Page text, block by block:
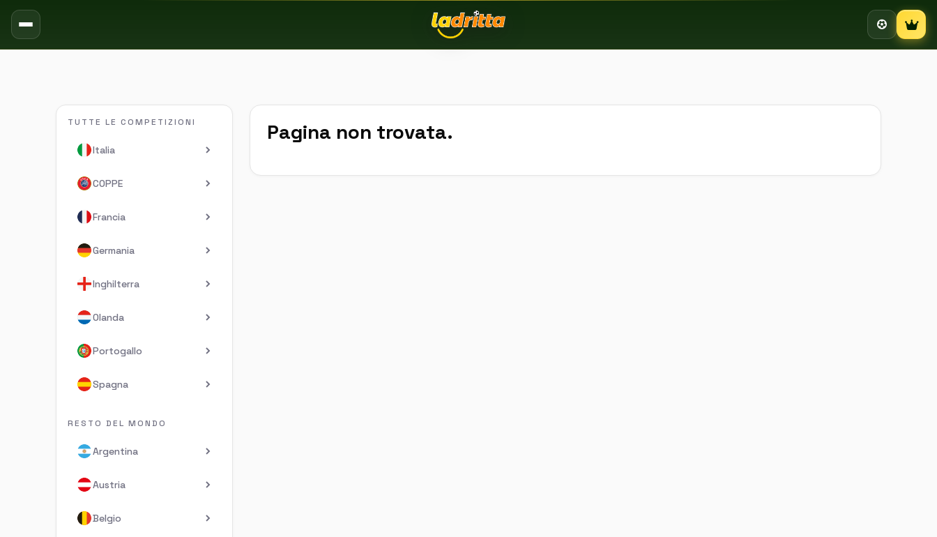
TUTTE LE COMPETIZIONI
Italia
COPPE
Francia
Germania
Inghilterra
Olanda
Portogallo
Spagna
RESTO DEL MONDO
Argentina
Austria
Belgio
Pagina non trovata.